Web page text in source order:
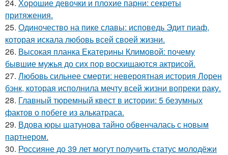
24. Хорошие девочки и плохие парни: секреты
притяжения.
25. Одиночество на пике славы: исповедь Эдит пиаф,
которая искала любовь всей своей жизни.
26. Высокая планка Екатерины Климовой: почему
бывшие мужья до сих пор восхищаются актрисой.
27. Любовь сильнее смерти: невероятная история Лорен
бэнк, которая исполнила мечту всей жизни вопреки раку.
28. Главный тюремный квест в истории: 5 безумных
фактов о побеге из алькатраса.
29. Вдова юры шатунова тайно обвенчалась с новым
партнером.
30. Россияне до 39 лет могут получить статус молодёжи